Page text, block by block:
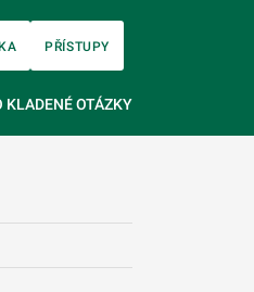
PŘÍSTUPY
KLADENÉ OTÁZKY